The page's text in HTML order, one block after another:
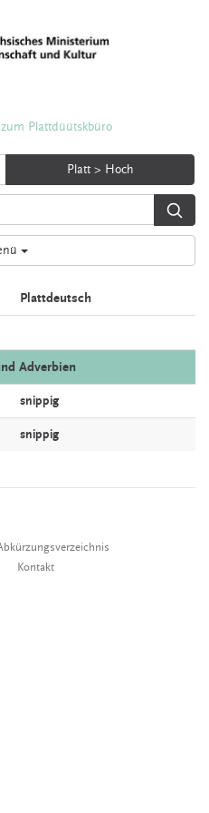
Plattdüütskbüro
Platt > Hoch
Plattdeutsch
Adverbien
snippig
snippig
Kontakt